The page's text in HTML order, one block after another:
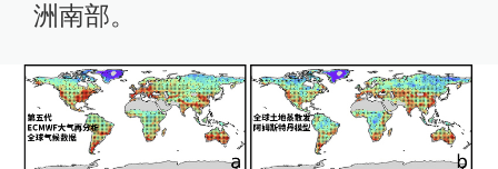
洲南部。